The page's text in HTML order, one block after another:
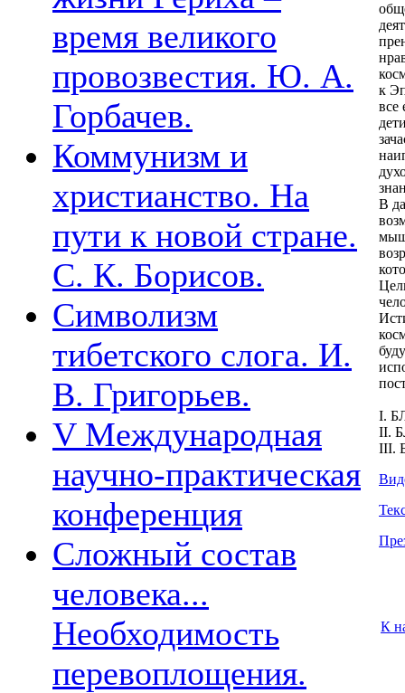
время великого
провозвестия. Ю. А.
Горбачев.
Коммунизм и
христианство. На
пути к новой стране.
С. К. Борисов.
Символизм
тибетского слога. И.
В. Григорьев.
V Международная
научно-практическая
конференция
Сложный состав
человека...
Необходимость
перевоплощения.
к
все
В
I.
II.
III.
К